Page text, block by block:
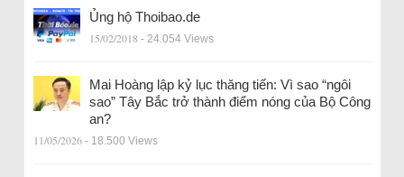
Ủng hộ Thoibao.de
15/02/2018 - 24.054 Views
Mai Hoàng lập kỷ lục thăng tiến: Vì sao “ngôi
sao” Tây Bắc trở thành điểm nóng của Bộ Công
an?
11/05/2026 - 18.500 Views